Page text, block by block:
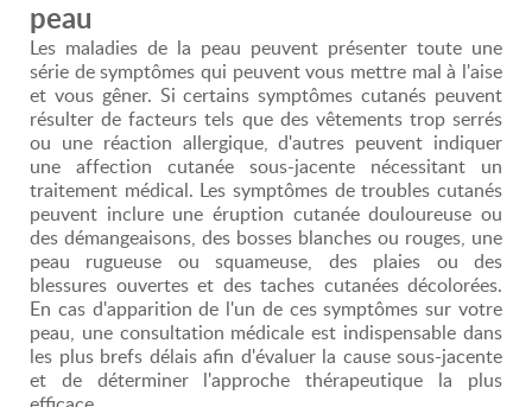
peau
Les maladies de la peau peuvent présenter toute une
série de symptômes qui peuvent vous mettre mal à l'aise
et vous gêner. Si certains symptômes cutanés peuvent
résulter de facteurs tels que des vêtements trop serrés
ou une réaction allergique, d'autres peuvent indiquer
une affection cutanée sous-jacente nécessitant un
traitement médical. Les symptômes de troubles cutanés
peuvent inclure une éruption cutanée douloureuse ou
des démangeaisons, des bosses blanches ou rouges, une
peau rugueuse ou squameuse, des plaies ou des
blessures ouvertes et des taches cutanées décolorées.
En cas d'apparition de l'un de ces symptômes sur votre
peau, une consultation médicale est indispensable dans
les plus brefs délais afin d'évaluer la cause sous-jacente
et de déterminer l'approche thérapeutique la plus